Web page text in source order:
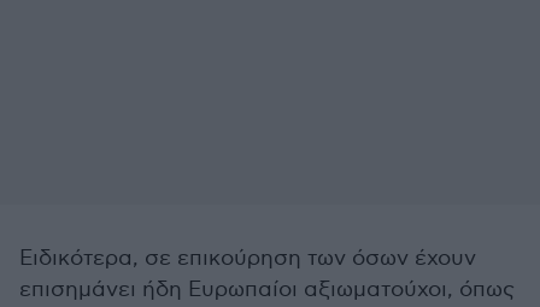
Ειδικότερα, σε επικούρηση των όσων έχουν
επισημάνει ήδη Ευρωπαίοι αξιωματούχοι, όπως